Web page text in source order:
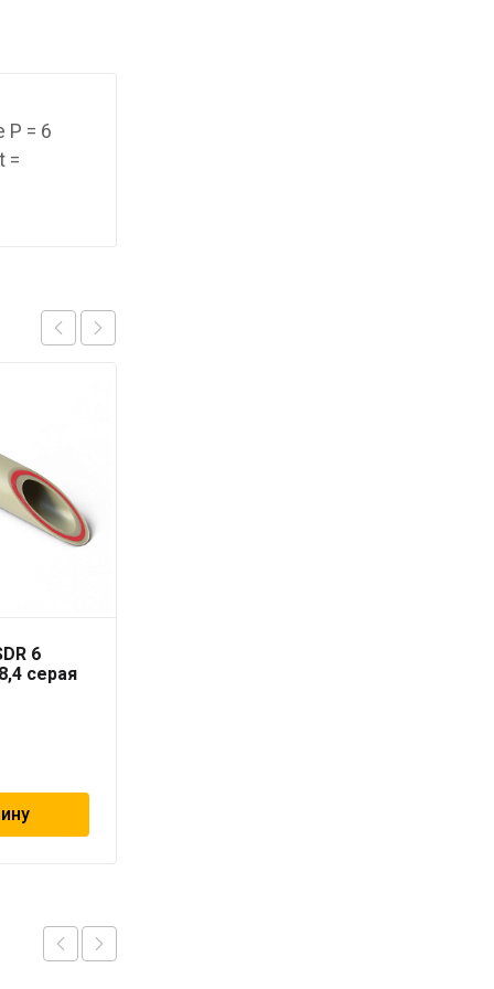
P = 6
=
6
серая